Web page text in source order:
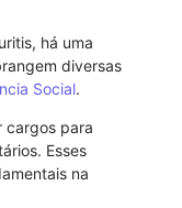
há uma
diversas
Social.
cargos para
Esses
na